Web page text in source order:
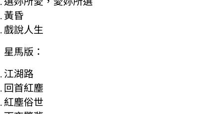
黃昏
戲說人生
星馬版：
江湖路
回首紅塵
紅塵俗世